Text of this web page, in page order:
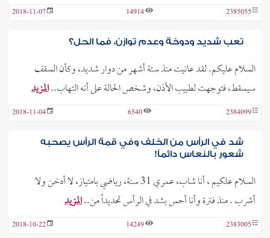
2385055
14914
2018-11-07
تعب شديد ودوخة وعدم توازن، فما الحل؟
السلام عليكم. لقد عانيت منذ ستة أشهر من دوار شديد، وكأن السقف
سيسقط، فتوجهت لطبيب الأذن، وشخص الحالة على أنه التهاب..المزيد
2384099
6540
2018-11-04
شد في الرأس من الخلف وفي قمة الرأس يصحبه
شعور بالنعاس دائماً!
السلام علكيم ، أنا شاب، عمري 31 سنة، رياضي بامتياز، لا أدخن ولا
أشرب . منذ فترة وأنا أحس بشد في الرأس تحديداً من..المزيد
2383005
14249
2018-10-22